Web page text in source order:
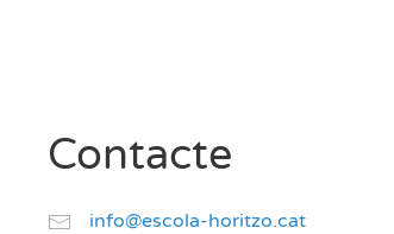
Contacte
info@escola-horitzo.cat